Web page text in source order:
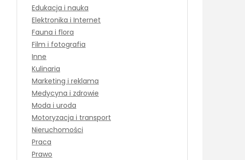
Edukacja i nauka
Elektronika i Internet
Fauna i flora
Film i fotografia
Inne
Kulinaria
Marketing i reklama
Medycyna i zdrowie
Moda i uroda
Motoryzacja i transport
Nieruchomości
Praca
Prawo